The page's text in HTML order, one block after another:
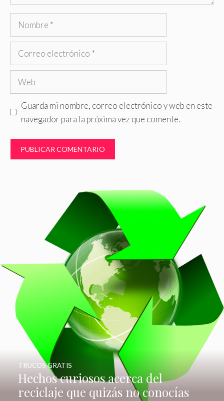
Nombre
Correo
Web
Guarda mi nombre, correo electrónico y web en este
navegador para la próxima vez que comente.
Hechos curiosos acerca del
reciclaje que quizás no conocías
TRUCOS GRATIS